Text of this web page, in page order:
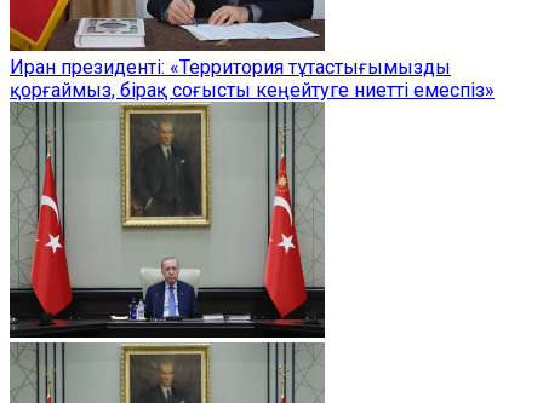
Иран президенті: «Территория тұтастығымызды
қорғаймыз, бірақ соғысты кеңейтуге ниетті емеспіз»